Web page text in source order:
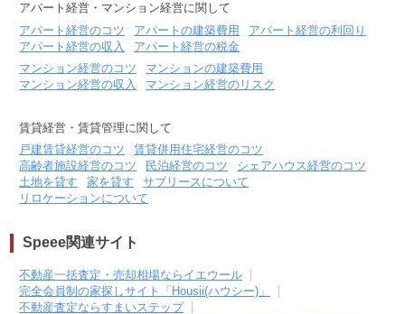
アパート経営・マンション経営に関して
アパート経営のコツ
アパートの建築費用
アパート経営の利回り
アパート経営の収入
アパート経営の税金
マンション経営のコツ
マンションの建築費用
マンション経営の収入
マンション経営のリスク
賃貸経営・賃貸管理に関して
戸建賃貸経営のコツ
賃貸併用住宅経営のコツ
高齢者施設経営のコツ
民泊経営のコツ
シェアハウス経営のコツ
土地を貸す
家を貸す
サブリースについて
リロケーションについて
Speee関連サイト
不動産一括査定・売却相場ならイエウール
完全会員制の家探しサイト「Housii(ハウシー)」
不動産査定ならすまいステップ